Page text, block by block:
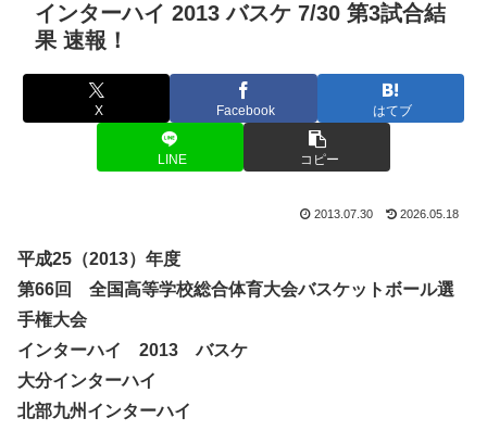
インターハイ 2013 バスケ 7/30 第3試合結
果 速報！
X Facebook はてブ
LINE コピー
2013.07.30 2026.05.18
平成25（2013）年度
第66回 全国高等学校総合体育大会バスケットボール選
手権大会
インターハイ 2013 バスケ
大分インターハイ
北部九州インターハイ